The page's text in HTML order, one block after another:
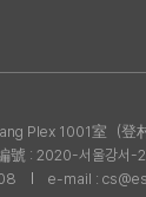
Plex 1001室（登
號 : 2020-서울강서-
e-mail :